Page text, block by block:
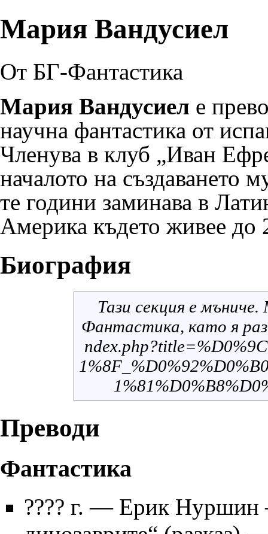
Мария Вандусиел
От БГ-Фантастика
Мария Вандусиел е
научна фантастика от
Членува в клуб „Иван
началото на създаването
те години заминава в
Америка където живее до
Биография
Тази секция емъниче.
Фантастика, като я
Преводи
Фантастика
???? г. — Ерик Нуршин